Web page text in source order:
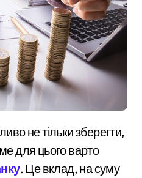
для цього варто
. Це вклад, на суму